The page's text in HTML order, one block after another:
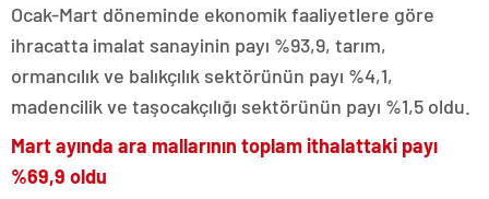
Ocak-Mart döneminde ekonomik faaliyetlere göre
ihracatta imalat sanayinin payı %93,9, tarım,
ormancılık ve balıkçılık sektörünün payı %4,1,
madencilik ve taşocakçılığı sektörünün payı %1,5 oldu.
Mart ayında ara mallarının toplam ithalattaki payı
%69,9 oldu